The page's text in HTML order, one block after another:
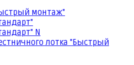
монтаж"
N
лотка "Быстрый